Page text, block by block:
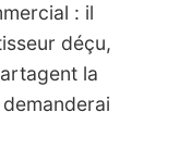
: il
déçu,
la